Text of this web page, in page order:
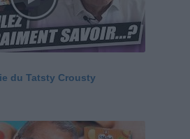
du Tatsty Crousty